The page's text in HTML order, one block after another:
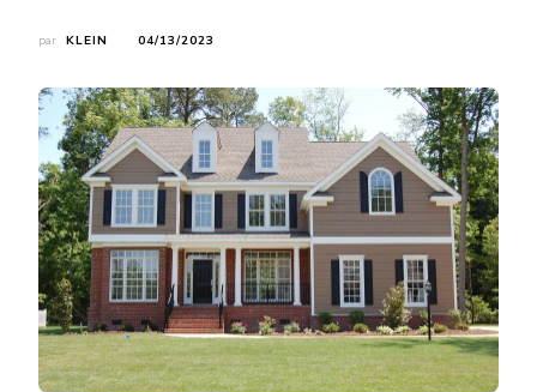
par KLEIN 04/13/2023